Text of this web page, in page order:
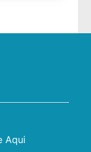
Aqui